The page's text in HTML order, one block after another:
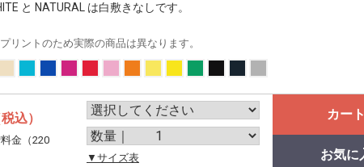
と NATURAL は白敷きなしです。
リントのため実際の商品は異なります。
税込）
金（220
▼サイズ表
カー
お気に